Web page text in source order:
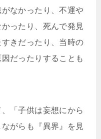
なかったり、不運や
ったり、死んで発見
きだったり、当時の
だったりすることも
「子供は妄想にから
がらも『異界』を見